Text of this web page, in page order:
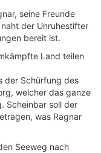
seine Freunde
der Unruhestifter
bereit ist.
Land teilen
der Schürfung des
welcher das ganze
Scheinbar soll der
was Ragnar
Seeweg nach